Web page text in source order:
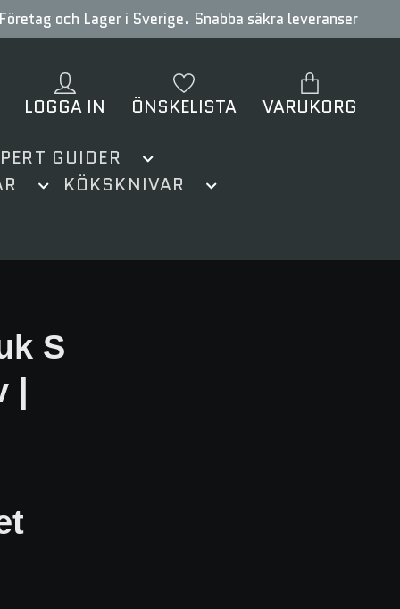
Företag och Lager i Sverige. Snabba säkra leveranser
LOGGA IN ÖNSKELISTA VARUKORG
GUIDER
KÖKSKNIVAR
S
|